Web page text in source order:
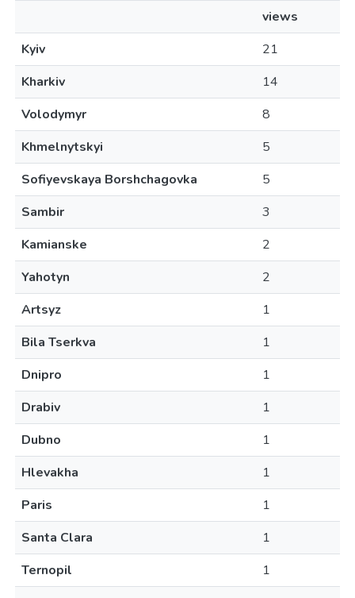
views
Kyiv
21
Kharkiv
14
Volodymyr
8
Khmelnytskyi
5
Sofiyevskaya Borshchagovka
5
Sambir
3
Kamianske
2
Yahotyn
2
Artsyz
1
Bila Tserkva
1
Dnipro
1
Drabiv
1
Dubno
1
Hlevakha
1
Paris
1
Santa Clara
1
Ternopil
1